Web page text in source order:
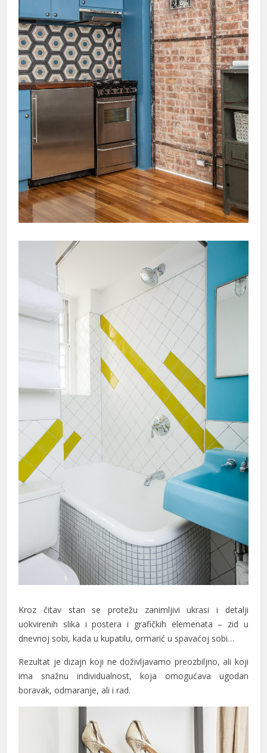
Hacklink panel
Hacklink
Hacklink
Buy Hacklink
Hacklink satın al
Hacklink panel
Hacklink panel
Hacklink panel
Hacklink panel
Hacklink panel
Hacklink panel
Hacklink
Hacklink panel
Hacklink panel
Hacklink panel
Hacklink panel
Hacklink panel
Hacklink panel
Hacklink panel
Hacklink panel
Kroz čitav stan se protežu zanimljivi ukrasi i detalji
uokvirenih slika i postera i grafičkih elemenata – zid u
dnevnoj sobi, kada u kupatilu, ormarić u spavaćoj sobi…
Rezultat je dizajn koji ne doživljavamo preozbiljno, ali koji
ima snažnu individualnost, koja omogućava ugodan
boravak, odmaranje, ali i rad.